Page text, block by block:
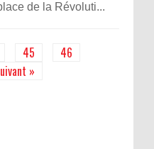
de la Révoluti...
45
46
»